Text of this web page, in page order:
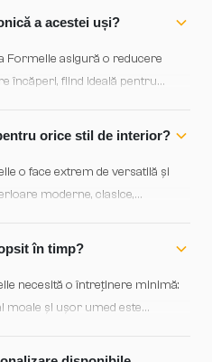
și micșorarea, garantând
a acestei uși?
Formelle asigură o reducere
încăperi, fiind ideală pentru
construcția solidă din lemn
vibrațiile sonore eficient.
orice stil de interior?
o face extrem de versatilă și
moderne, clasice,
accentuarea altor elemente
neutră și elegantă.
în timp?
necesită o întreținere minimă:
moale și ușor umed este
la soare direct, care ar